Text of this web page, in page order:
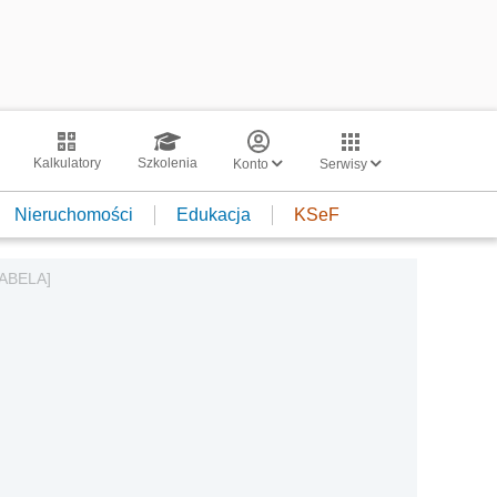
Kalkulatory Szkolenia Konto Serwisy
Nieruchomości Edukacja KSeF